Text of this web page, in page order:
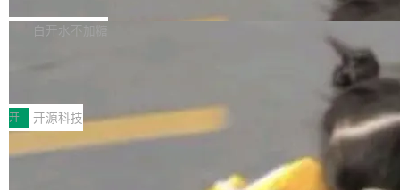
个主 agent 循环，外加一组后台 agent。这些后
库，并将作为transport接入Mooncake TENT。
MPComm将作为一种传输引擎接入Mooncake T
ENT，实现零拷贝传输性能提升30%、非零拷贝
传输性能最高提升5倍。UCL-MPComm底层基
于自研UCL-Engine通信引擎，后续腾讯网平将
白开水不加糖
型案例入选名单》，深信服“面向企业研发场景的
开源 AI 编程平台 CoStrict 应用”凭借卓越的技术
创新与落地成效成功入选。 全链路私有化部署，
助力企业AI研发安全落地 当前，越来越多企业已
开 开源科技
深信服AI算力网关入选工信部人工智能
前不久，工业和信息化部正式发布《2025年人工